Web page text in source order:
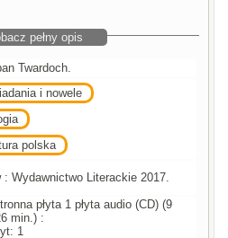
pełny opis
Twardoch.
i nowele
polska
: Wydawnictwo Literackie 2017.
płyta 1 płyta audio (CD) (9
min.) :
1